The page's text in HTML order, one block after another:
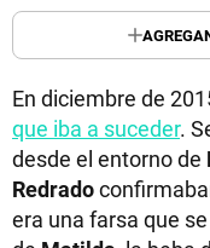
En diciembre de
que iba a suceder.
desde el entorno de
Redrado
era una farsa que